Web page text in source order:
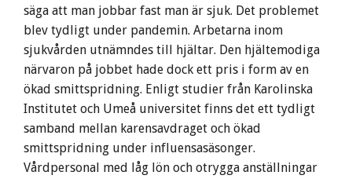
säga att man jobbar fast man är sjuk. Det problemet
blev tydligt under pandemin. Arbetarna inom
sjukvården utnämndes till hjältar. Den hjältemodiga
närvaron på jobbet hade dock ett pris i form av en
ökad smittspridning. Enligt studier från Karolinska
Institutet och Umeå universitet finns det ett tydligt
samband mellan karensavdraget och ökad
smittspridning under influensasäsonger.
Vårdpersonal med låg lön och otrygga anställningar